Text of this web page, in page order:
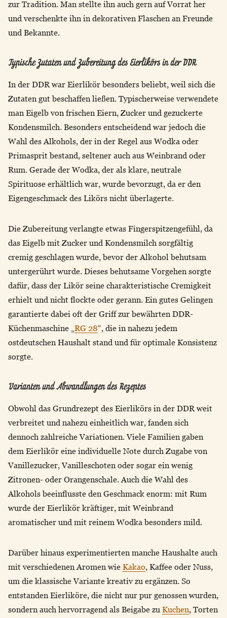
zur Tradition. Man stellte ihn auch gern auf Vorrat her
und verschenkte ihn in dekorativen Flaschen an Freunde
und Bekannte.
Typische Zutaten und Zubereitung des Eierlikörs in der DDR
In der DDR war Eierlikör besonders beliebt, weil sich die
Zutaten gut beschaffen ließen. Typischerweise verwendete
man Eigelb von frischen Eiern, Zucker und gezuckerte
Kondensmilch. Besonders entscheidend war jedoch die
Wahl des Alkohols, der in der Regel aus Wodka oder
Primasprit bestand, seltener auch aus Weinbrand oder
Rum. Gerade der Wodka, der als klare, neutrale
Spirituose erhältlich war, wurde bevorzugt, da er den
Eigengeschmack des Likörs nicht überlagerte.
Die Zubereitung verlangte etwas Fingerspitzengefühl, da
das Eigelb mit Zucker und Kondensmilch sorgfältig
cremig geschlagen wurde, bevor der Alkohol behutsam
untergerührt wurde. Dieses behutsame Vorgehen sorgte
dafür, dass der Likör seine charakteristische Cremigkeit
erhielt und nicht flockte oder gerann. Ein gutes Gelingen
garantierte dabei oft der Griff zur bewährten DDR-
Küchenmaschine „ RG 28“, die in nahezu jedem
ostdeutschen Haushalt stand und für optimale Konsistenz
sorgte.
Varianten und Abwandlungen des Rezeptes
Obwohl das Grundrezept des Eierlikörs in der DDR weit
verbreitet und nahezu einheitlich war, fanden sich
dennoch zahlreiche Variationen. Viele Familien gaben
dem Eierlikör eine individuelle Note durch Zugabe von
Vanillezucker, Vanilleschoten oder sogar ein wenig
Zitronen- oder Orangenschale. Auch die Wahl des
Alkohols beeinflusste den Geschmack enorm: mit Rum
wurde der Eierlikör kräftiger, mit Weinbrand
aromatischer und mit reinem Wodka besonders mild.
Darüber hinaus experimentierten manche Haushalte auch
mit verschiedenen Aromen wie Kakao, Kaffee oder Nuss,
um die klassische Variante kreativ zu ergänzen. So
entstanden Eierliköre, die nicht nur pur genossen wurden,
sondern auch hervorragend als Beigabe zu Kuchen, Torten